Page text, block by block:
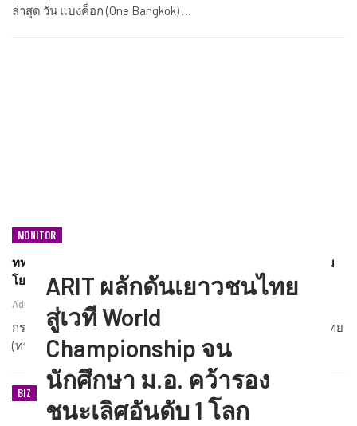
ล่าสุด วัน แบงค็อก (One Bangkok) …
MONITOR
ททท. จับมือ TransNusa Airline – Traveloka ยกระดับการเชื่อม
โยงไทย–อินโดนีเซีย…
Admin ส.ค. 4, 2026
กระทรวงการท่องเที่ยวและกีฬา โดย การท่องเที่ยวแห่งประเทศไทย
(ททท.)…
BIZ
ARIT ผลักดันเยาวชนไทย
สู่เวที World
Championship จน
นักศึกษา ม.อ. คว้ารอง
ชนะเลิศอันดับ 1 โลก